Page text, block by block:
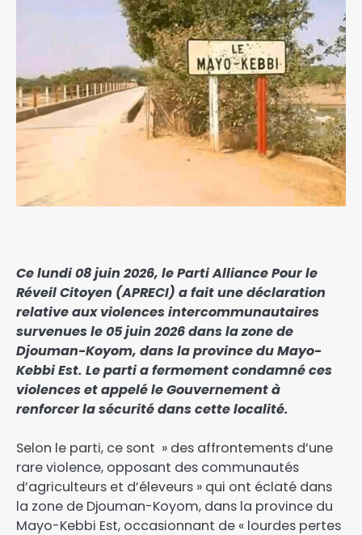
Ce lundi 08 juin 2026, le Parti Alliance Pour le
Réveil Citoyen (APRECI) a fait une déclaration
relative aux violences intercommunautaires
survenues le 05 juin 2026 dans la zone de
Djouman-Koyom, dans la province du Mayo-
Kebbi Est. Le parti a fermement condamné ces
violences et appelé le Gouvernement à
renforcer la sécurité dans cette localité.
Selon le parti, ce sont » des affrontements d’une
rare violence, opposant des communautés
d’agriculteurs et d’éleveurs » qui ont éclaté dans
la zone de Djouman-Koyom, dans la province du
Mayo-Kebbi Est, occasionnant de « lourdes pertes